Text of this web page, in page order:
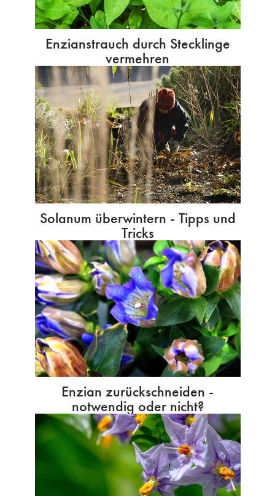
Enzianstrauch durch Stecklinge
vermehren
Solanum überwintern - Tipps und
Tricks
Enzian zurückschneiden -
notwendig oder nicht?